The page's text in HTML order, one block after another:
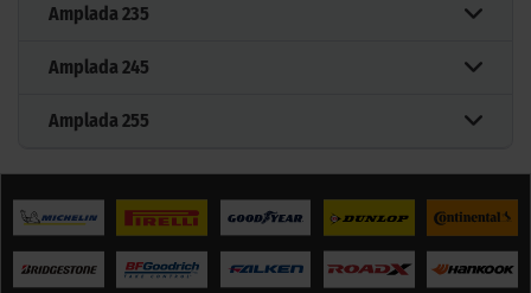
Amplada 235
Amplada 245
Amplada 255